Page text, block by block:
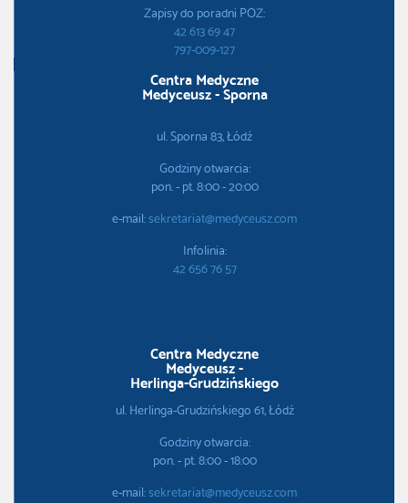
Zapisy do poradni POZ:
42 613 69 47
797-009-127
Centra Medyczne
Medyceusz - Sporna
ul. Sporna 83, Łódź
Godziny otwarcia:
pon. - pt. 8:00 - 20:00
e-mail:sekretariat@medyceusz.com
Infolinia:
42 656 76 57
Centra Medyczne
Medyceusz -
Herlinga-Grudzińskiego
ul. Herlinga-Grudzińskiego 61, Łódź
Godziny otwarcia:
pon. - pt. 8:00 - 18:00
e-mail:sekretariat@medyceusz.com